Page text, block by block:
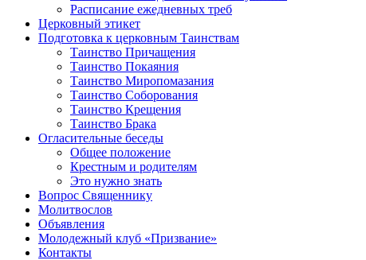
Расписание ежедневных треб
Церковный этикет
Подготовка к церковным Таинствам
Таинство Причащения
Таинство Покаяния
Таинство Миропомазания
Таинство Соборования
Таинство Крещения
Таинство Брака
Огласительные беседы
Общее положение
Крестным и родителям
Это нужно знать
Вопрос Священнику
Молитвослов
Объявления
Молодежный клуб «Призвание»
Контакты